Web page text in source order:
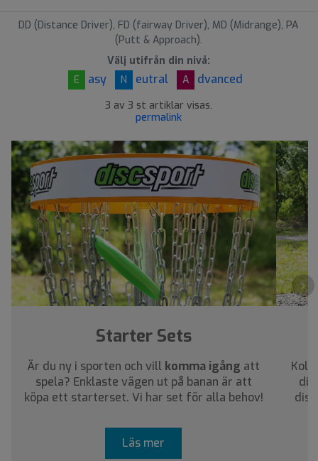
DD (Distance Driver), FD (fairway Driver), MD (Midrange), PA
(Putt & Approach).
Välj utifrån din nivå:
E
asy N eutral A dvanced
3 av 3 st artiklar visas.
permalink
›
Starter Sets
Är du ny i sporten och vill komma igång att
spela? Enklaste vägen ut på banan är att
köpa ett starterset. Vi har set för alla behov!
Läs mer